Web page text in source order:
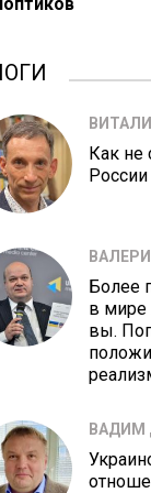
Как не
России
Более
в мире
вы.
ВАДИМ